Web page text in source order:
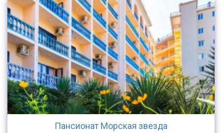
Пансионат Морская звезда